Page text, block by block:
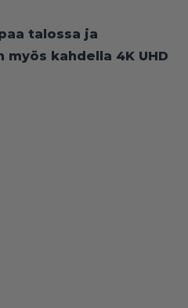
talossa ja
myös kahdella 4K UHD